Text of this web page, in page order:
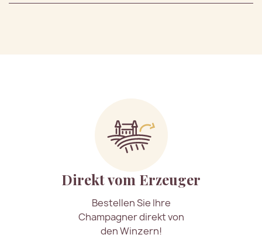
Direkt vom Erzeuger
Bestellen Sie Ihre
Champagner direkt von
den Winzern!